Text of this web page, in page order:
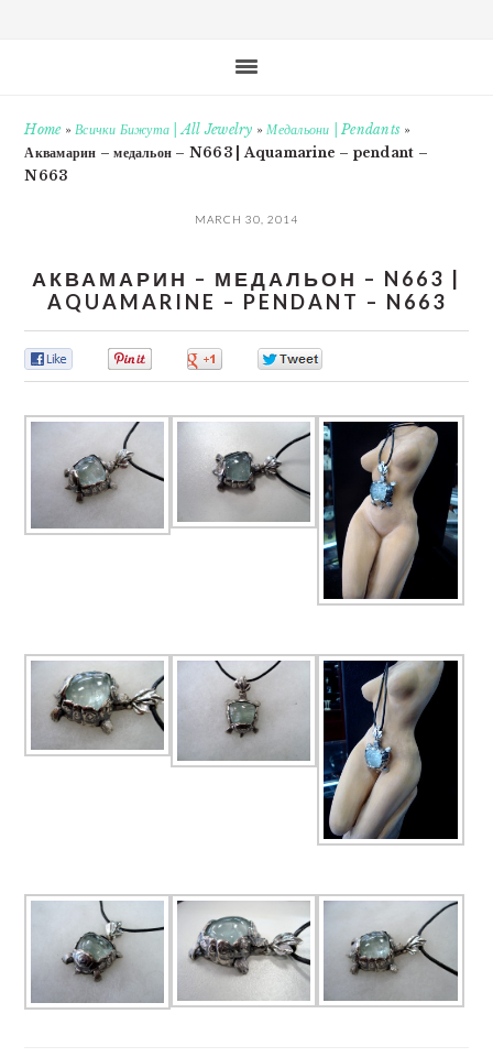
Home»Всички Бижута | All Jewelry »Медальони | Pendants »
Аквамарин – медальон – N663 | Aquamarine – pendant –
N663
MARCH 30, 2014
АКВАМАРИН – МЕДАЛЬОН – N663 |
AQUAMARINE – PENDANT – N663